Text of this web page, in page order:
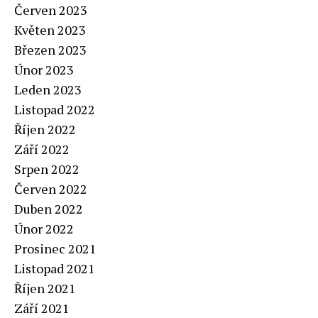
Červen 2023
Květen 2023
Březen 2023
Únor 2023
Leden 2023
Listopad 2022
Říjen 2022
Září 2022
Srpen 2022
Červen 2022
Duben 2022
Únor 2022
Prosinec 2021
Listopad 2021
Říjen 2021
Září 2021